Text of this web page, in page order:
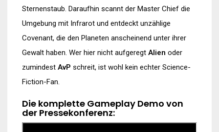
Sternenstaub. Daraufhin scannt der Master Chief die
Umgebung mit Infrarot und entdeckt unzählige
Covenant, die den Planeten anscheinend unter ihrer
Gewalt haben. Wer hier nicht aufgeregt Alien oder
zumindest AvP schreit, ist wohl kein echter Science-
Fiction-Fan.
Die komplette Gameplay Demo von
der Pressekonferenz: